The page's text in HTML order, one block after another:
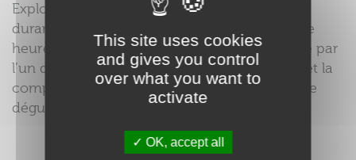
Explorez les produits anisés avec nos experts
durant nos
: pendant une
heure et demie, participez à un atelier animé par
l’un de nos spécialistes, découvrez l’histoire et la
composition des boissons anisées, suivi d’une
dégustation.
This site uses cookies
and gives you control
over what you want to
activate
OK, accept all